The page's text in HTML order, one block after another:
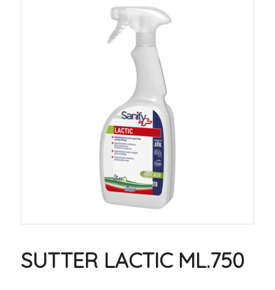
SUTTER LACTIC ML.750